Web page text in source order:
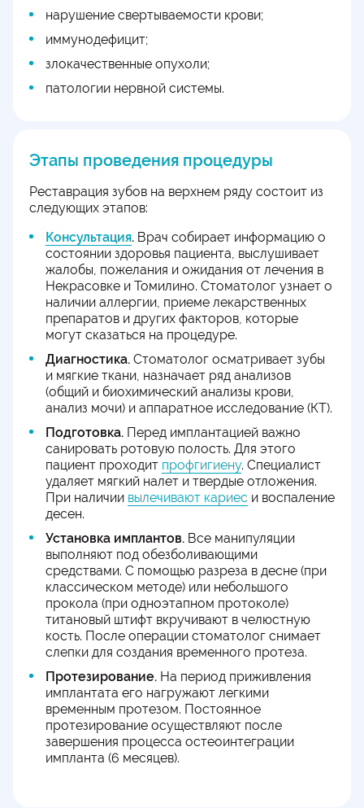
нарушение свертываемости крови;
иммунодефицит;
злокачественные опухоли;
патологии нервной системы.
Этапы проведения процедуры
Реставрация зубов на верхнем ряду состоит из
следующих этапов:
Консультация. Врач собирает информацию о
состоянии здоровья пациента, выслушивает
жалобы, пожелания и ожидания от лечения в
Некрасовке и Томилино. Стоматолог узнает о
наличии аллергии, приеме лекарственных
препаратов и других факторов, которые
могут сказаться на процедуре.
Диагностика. Стоматолог осматривает зубы
и мягкие ткани, назначает ряд анализов
(общий и биохимический анализы крови,
анализ мочи) и аппаратное исследование (КТ).
Подготовка. Перед имплантацией важно
санировать ротовую полость. Для этого
пациент проходит профгигиену. Специалист
удаляет мягкий налет и твердые отложения.
При наличии вылечивают кариес и воспаление
десен.
Установка имплантов. Все манипуляции
выполняют под обезболивающими
средствами. С помощью разреза в десне (при
классическом методе) или небольшого
прокола (при одноэтапном протоколе)
титановый штифт вкручивают в челюстную
кость. После операции стоматолог снимает
слепки для создания временного протеза.
Протезирование. На период приживления
имплантата его нагружают легкими
временным протезом. Постоянное
протезирование осуществляют после
завершения процесса остеоинтеграции
импланта (6 месяцев).